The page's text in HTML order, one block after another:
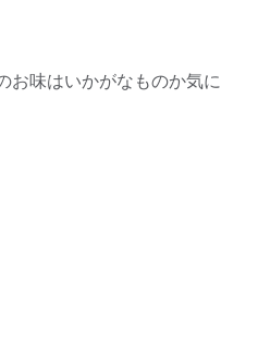
お味はいかがなものか気に